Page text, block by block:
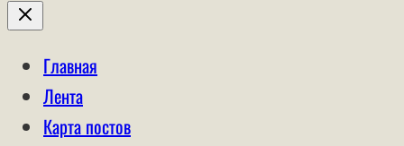
Главная
Лента
Карта постов